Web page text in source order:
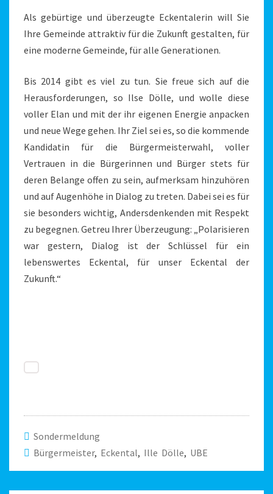
Als gebürtige und überzeugte Eckentalerin will Sie
Ihre Gemeinde attraktiv für die Zukunft gestalten, für
eine moderne Gemeinde, für alle Generationen.
Bis 2014 gibt es viel zu tun. Sie freue sich auf die
Herausforderungen, so Ilse Dölle, und wolle diese
voller Elan und mit der ihr eigenen Energie anpacken
und neue Wege gehen. Ihr Ziel sei es, so die kommende
Kandidatin für die Bürgermeisterwahl, voller
Vertrauen in die Bürgerinnen und Bürger stets für
deren Belange offen zu sein, aufmerksam hinzuhören
und auf Augenhöhe in Dialog zu treten. Dabei sei es für
sie besonders wichtig, Andersdenkenden mit Respekt
zu begegnen. Getreu Ihrer Überzeugung: „Polarisieren
war gestern, Dialog ist der Schlüssel für ein
lebenswertes Eckental, für unser Eckental der
Zukunft.“
Sondermeldung
Bürgermeister, Eckental, Ille Dölle, UBE